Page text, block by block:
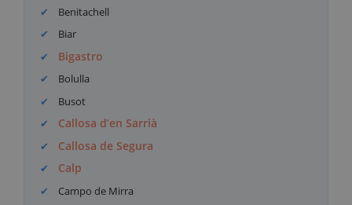
Benitachell
Biar
Bigastro
Bolulla
Busot
Callosa d’en Sarrià
Callosa de Segura
Calp
Campo de Mirra